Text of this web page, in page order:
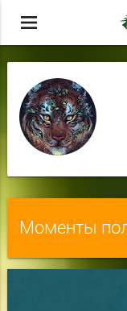
menu
Моменты